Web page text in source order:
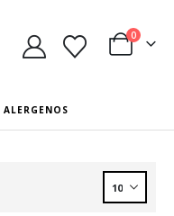
0
ALERGENOS